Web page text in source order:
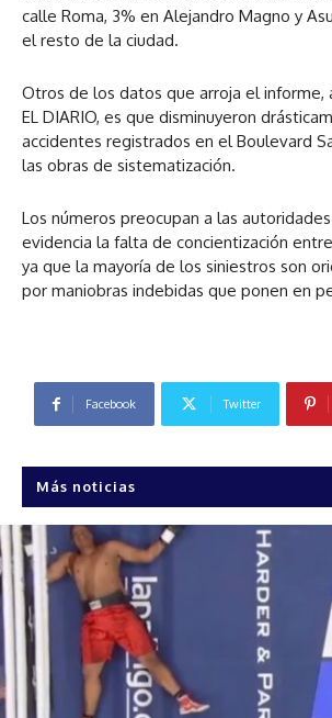
calle Roma, 3% en Alejandro Magno y
el resto de la ciudad.
Otros de los datos que arroja el informe,
EL DIARIO, es que disminuyeron
accidentes registrados en el Boulevard
las obras de sistematización.
Los números preocupan a las
evidencia la falta de concientización
ya que la mayoría de los siniestros son
por maniobras indebidas que ponen en
Facebook Twitter
Más noticias